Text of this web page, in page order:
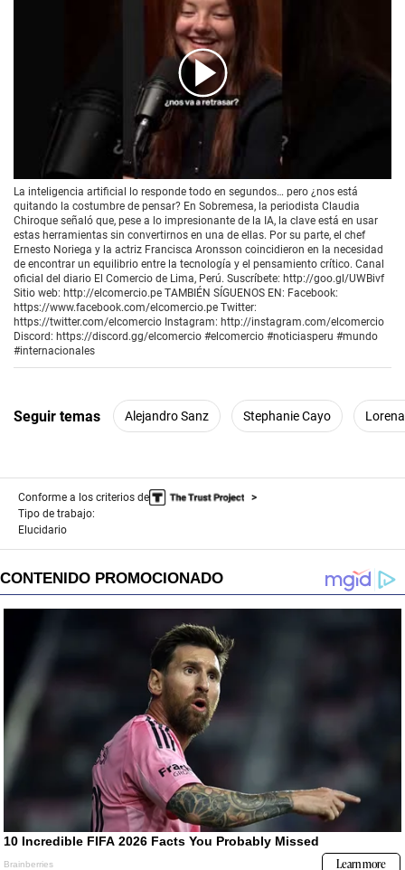
02:10
La inteligencia artificial lo responde todo en segundos… pero ¿nos está
quitando la costumbre de pensar? En Sobremesa, la periodista Claudia
Chiroque señaló que, pese a lo impresionante de la IA, la clave está en usar
estas herramientas sin convertirnos en una de ellas. Por su parte, el chef
Ernesto Noriega y la actriz Francisca Aronsson coincidieron en la necesidad
de encontrar un equilibrio entre la tecnología y el pensamiento crítico. Canal
oficial del diario El Comercio de Lima, Perú. Suscríbete: http://goo.gl/UWBivf
Sitio web: http://elcomercio.pe TAMBIÉN SÍGUENOS EN: Facebook:
https://www.facebook.com/elcomercio.pe Twitter:
https://twitter.com/elcomercio Instagram: http://instagram.com/elcomercio
Discord: https://discord.gg/elcomercio #elcomercio #noticiasperu #mundo
#internacionales
Seguir temas Alejandro Sanz Stephanie Cayo
Conforme a los criterios de
Tipo de trabajo:
Elucidario